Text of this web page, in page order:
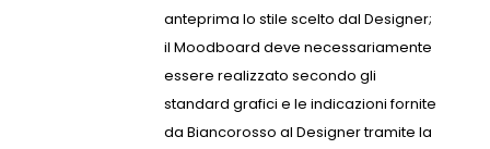
anteprima lo stile scelto dal Designer;
il Moodboard deve necessariamente
essere realizzato secondo gli
standard grafici e le indicazioni fornite
da Biancorosso al Designer tramite la